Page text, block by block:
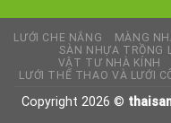
LƯỚI CHE NẮNG MÀNG
SÀN NHỰA TRỒNG
VẬT TƯ NHÀ KÍNH
LƯỚI THỂ THAO VÀ LƯỚI
Copyright 2026 ©